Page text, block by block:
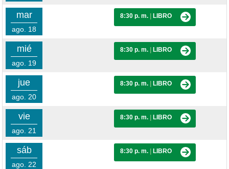
mar
ago. 18
8:30 p. m. LIBRO
mié
ago. 19
8:30 p. m. LIBRO
jue
ago. 20
8:30 p. m. LIBRO
vie
ago. 21
8:30 p. m. LIBRO
sáb
ago. 22
8:30 p. m. LIBRO